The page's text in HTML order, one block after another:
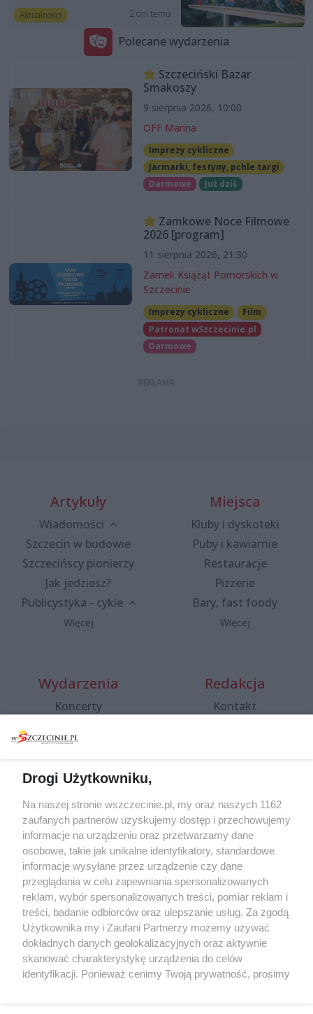
Aktualności 2 dni temu
Polecane wydarzenia
Szczeciński Bazar
Smakoszy
9 sierpnia 2026, 10:00
OFF Marina
Imprezy cykliczne
Jarmarki, festyny, pchle targi
Darmowe
Już dziś
Zamkowe Noce Filmowe
2026 [program]
11 sierpnia 2026, 21:30
Zamek Książąt Pomorskich w
Szczecinie
Imprezy cykliczne
Film
Patronat wSzczecinie.pl
Darmowe
Artykuły
Wiadomości
Szczecin w budowie
Szczecińscy pionierzy
Jak jedziesz?
Publicystyka - cykle
Więcej
Miejsca
Kluby i dyskoteki
Puby i kawiarnie
Restauracje
Pizzerie
Bary, fast foody
Więcej
Wydarzenia
Koncerty
Spacery i oprowadzania
targi
Wernisaże
Więcej
Redakcja
Kontakt
Specjalny koncert z okazji
20. urodzin portalu
wSzczecinie.pl
Regulamin konkursów
śniadaniówka "Hej
Szczecin! Jest piątek!"
Partnerzy
Praca Szczecin
Drogi Użytkowniku,
Na naszej stronie wszczecinie.pl, my oraz naszych 1162
zaufanych partnerów uzyskujemy dostęp i przechowujemy
informacje na urządzeniu oraz przetwarzamy dane
osobowe, takie jak unikalne identyfikatory, standardowe
informacje wysyłane przez urządzenie czy dane
przeglądania w celu zapewniania spersonalizowanych
reklam, wybór spersonalizowanych treści, pomiar reklam i
treści, badanie odbiorców oraz ulepszanie usług. Za zgodą
Użytkownika my i Zaufani Partnerzy możemy używać
dokładnych danych geolokalizacyjnych oraz aktywnie
skanować charakterystykę urządzenia do celów
identyfikacji. Ponieważ cenimy Twoją prywatność, prosimy